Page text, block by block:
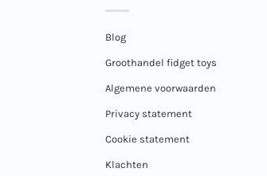
Blog
Groothandel fidget toys
Algemene voorwaarden
Privacy statement
Cookie statement
Klachten